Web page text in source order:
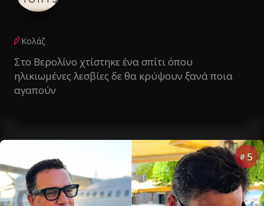
Κολάζ
Στο Βερολίνο χτίστηκε ένα σπίτι όπου
ηλικιωμένες λεσβίες δε θα κρύψουν ξανά ποια
αγαπούν
# 5